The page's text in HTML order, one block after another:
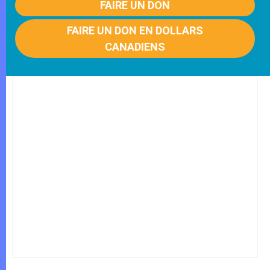
FAIRE UN DON
FAIRE UN DON EN DOLLARS
CANADIENS